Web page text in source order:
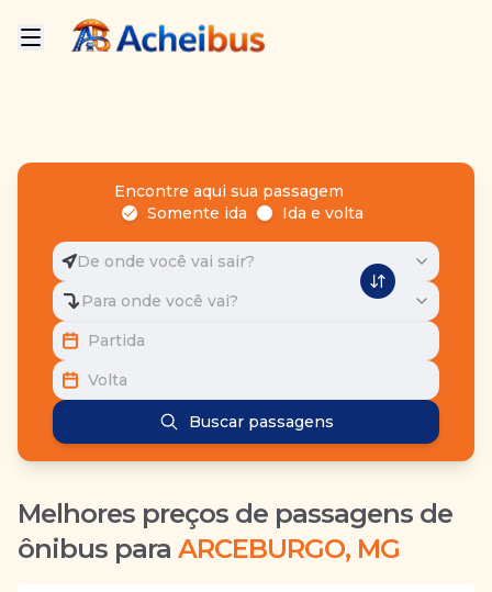
Encontre aqui sua passagem
Somente ida
Ida e volta
De onde você vai sair?
Para onde você vai?
Partida
Volta
Buscar passagens
Melhores preços de passagens de
ônibus para ARCEBURGO, MG